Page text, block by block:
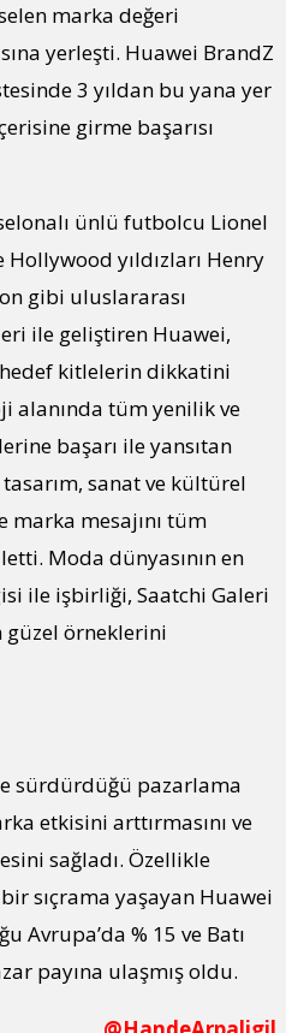
marka değeri
yerleşti. Huawei BrandZ
3 yıldan bu yana yer
girme başarısı
ünlü futbolcu Lionel
yıldızları Henry
gibi uluslararası
ile geliştiren Huawei,
kitlelerin dikkatini
alanında tüm yenilik ve
başarı ile yansıtan
sanat ve kültürel
mesajını tüm
Moda dünyasının en
ile işbirliği, Saatchi Galeri
güzel örneklerini
sürdürdüğü pazarlama
etkisini arttırmasını ve
sağladı. Özellikle
sıçrama yaşayan Huawei
Avrupa’da % 15 ve Batı
payına ulaşmış oldu.